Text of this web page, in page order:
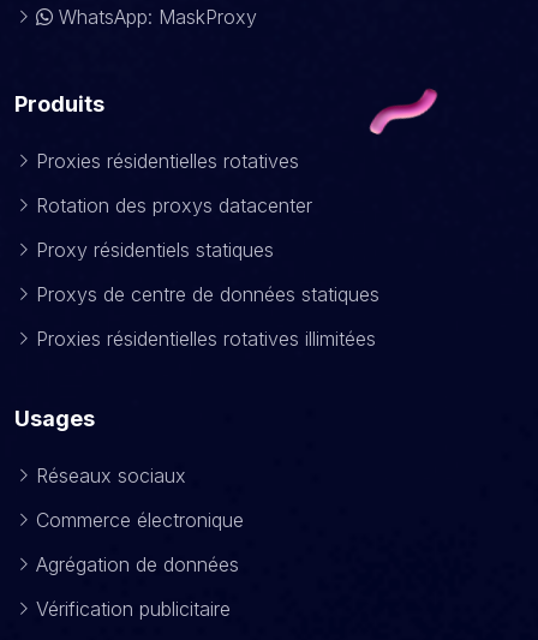
WhatsApp: MaskProxy
Produits
Proxies résidentielles rotatives
Rotation des proxys datacenter
Proxy résidentiels statiques
Proxys de centre de données statiques
Proxies résidentielles rotatives illimitées
Usages
Réseaux sociaux
Commerce électronique
Agrégation de données
Vérification publicitaire